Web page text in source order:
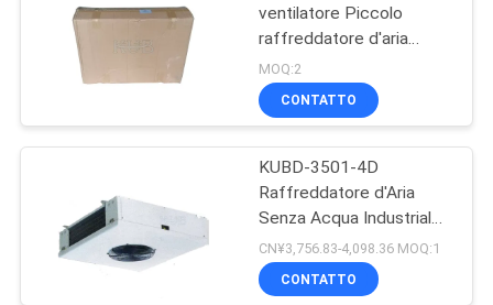
FABBRICA
CONTROLLO
frigorifere
ventilatore Piccolo
raffreddatore d'aria
Parete/finestra
Evaporatore montato
Camera fredda
raffreddamento e
scambio di calore
MOQ:2
CONTATTO
KUBD-3501-4D
Raffreddatore d'Aria
Senza Acqua Industriale
Buon Prezzo
Raffreddatore
Evaporativo Parti di
CN¥3,756.83-4,098.36 MOQ:1
CONTATTO